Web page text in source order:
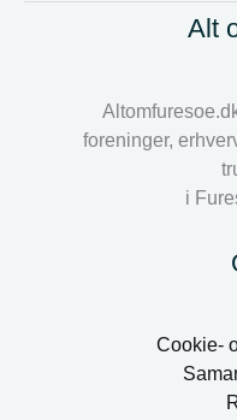
Alt
foreninger,
i
Cookie-